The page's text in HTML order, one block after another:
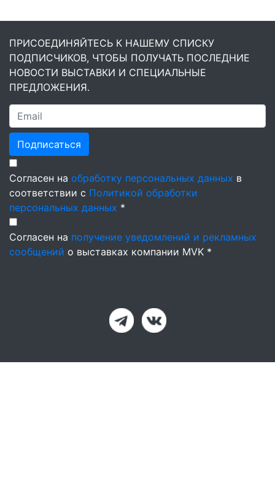
ПРИСОЕДИНЯЙТЕСЬ К НАШЕМУ СПИСКУ
ПОДПИСЧИКОВ, ЧТОБЫ ПОЛУЧАТЬ ПОСЛЕДНИЕ
НОВОСТИ ВЫСТАВКИ И СПЕЦИАЛЬНЫЕ
ПРЕДЛОЖЕНИЯ.
Подписаться
Согласен на обработку персональных данных в
соответствии с Политикой обработки
персональных данных *
Согласен на получение уведомлений и рекламных
сообщений о выставках компании MVK *